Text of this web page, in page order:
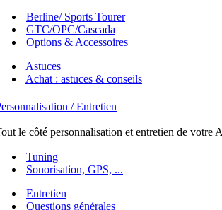
Berline/ Sports Tourer
GTC/OPC/Cascada
Options & Accessoires
Astuces
Achat : astuces & conseils
/ Entretien
le côté personnalisation et entretien de votre
Tuning
Sonorisation, GPS, ...
Entretien
Questions générales